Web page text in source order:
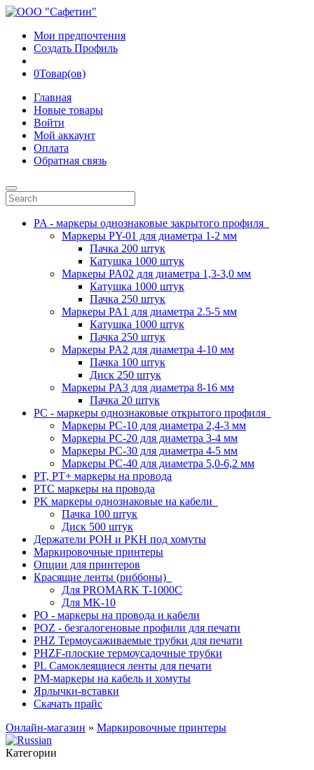
Мои предпочтения
Создать Профиль
0Товар(ов)
Главная
Новые товары
Войти
Мой аккаунт
Оплата
Обратная связь
PA - маркеры однознаковые закрытого профиля
Маркеры PY-01 для диаметра 1-2 мм
Пачка 200 штук
Катушка 1000 штук
Маркеры PA02 для диаметра 1,3-3,0 мм
Катушка 1000 штук
Пачка 250 штук
Маркеры PA1 для диаметра 2.5-5 мм
Катушка 1000 штук
Пачка 250 штук
Маркеры PA2 для диаметра 4-10 мм
Пачка 100 штук
Диск 250 штук
Маркеры PA3 для диаметра 8-16 мм
Пачка 20 штук
PC - маркеры однознаковые открытого профиля
Маркеры PC-10 для диаметра 2,4-3 мм
Маркеры PC-20 для диаметра 3-4 мм
Маркеры PC-30 для диаметра 4-5 мм
Маркеры PC-40 для диаметра 5,0-6,2 мм
PT, PT+ маркеры на провода
PTC маркеры на провода
PK маркеры однознаковые на кабели
Пачка 100 штук
Диск 500 штук
Держатели POH и PKH под хомуты
Маркировочные принтеры
Опции для принтеров
Красящие ленты (риббоны)
Для PROMARK T-1000C
Для MK-10
PO - маркеры на провода и кабели
POZ - безгалогеновые профили для печати
PHZ Термоусаживаемые трубки для печати
PHZF-плоские термоусадочные трубки
PL Самоклеящиеся ленты для печати
PM-маркеры на кабель и хомуты
Ярлычки-вставки
Скачать прайс
Онлайн-магазин » Маркировочные принтеры
Категории